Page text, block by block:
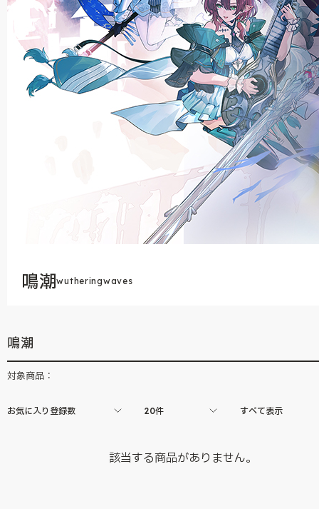
鳴潮wutheringwaves
鳴潮
対象商品：
お気に入り登録数 20件 すべて表示
該当する商品がありません。